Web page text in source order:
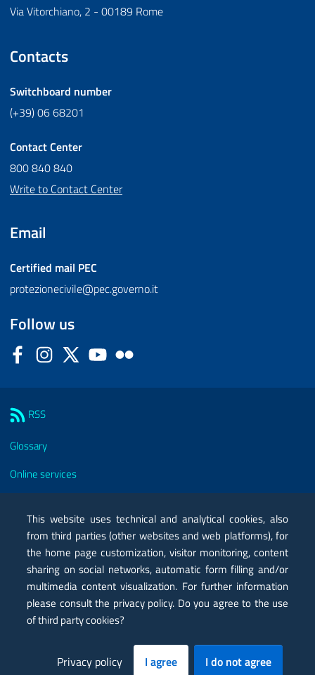
Via Vitorchiano, 2 - 00189 Rome
Contacts
Switchboard number
(+39) 06 68201
Contact Center
800 840 840
Write to Contact Center
Email
Certified mail PEC
protezionecivile@pec.governo.it
Follow us
FacebookInstagram
Twitter YouTube
RSS
Glossary
Online services
Certified mail PEC
Privacy
Legal notes
Contacts
Accessibility statement
This website uses technical and analytical cookies, also
from third parties (other websites and web platforms), for
the home page customization, visitor monitoring, content
sharing on social networks, automatic form filling and/or
multimedia content visualization. For further information
please consult the privacy policy. Do you agree to the use
of third party cookies?
Privacy policy I agree I do not agree